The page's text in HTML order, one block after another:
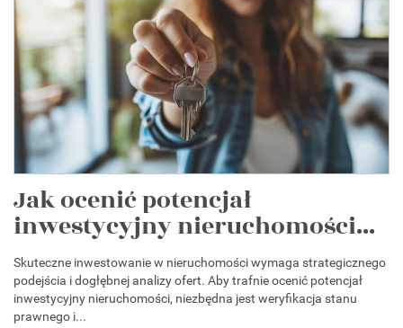
Jak ocenić potencjał
inwestycyjny nieruchomości...
Skuteczne inwestowanie w nieruchomości wymaga strategicznego
podejścia i dogłębnej analizy ofert. Aby trafnie ocenić potencjał
inwestycyjny nieruchomości, niezbędna jest weryfikacja stanu
prawnego i...